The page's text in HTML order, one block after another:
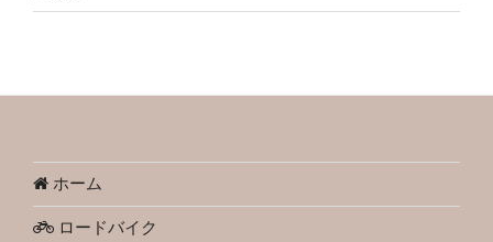
ホーム
ロードバイク